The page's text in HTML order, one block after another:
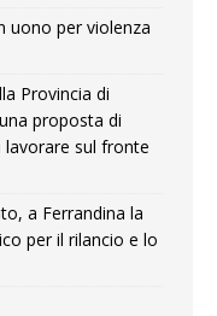
uono per violenza
Provincia di
proposta di
sul fronte
a Ferrandina la
per il rilancio e lo